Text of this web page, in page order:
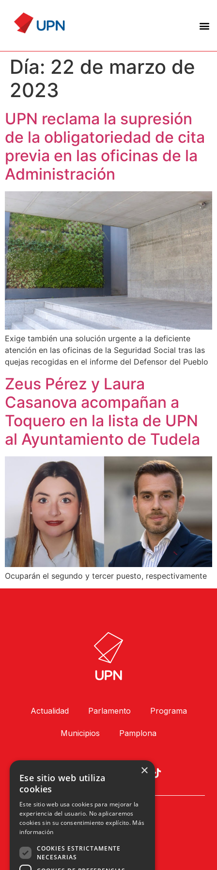
Día: 22 de marzo de
2023
UPN reclama la supresión
de la obligatoriedad de cita
previa en las oficinas de la
Administración
Exige también una solución urgente a la deficiente
atención en las oficinas de la Seguridad Social tras las
quejas recogidas en el informe del Defensor del Pueblo
Zeus Pérez y Laura
Casanova acompañan a
Toquero en la lista de UPN
al Ayuntamiento de Tudela
Ocuparán el segundo y tercer puesto, respectivamente
Actualidad Parlamento Programa
Municipios Pamplona
Plaza Príncipe de Viana, 1, 4º
31002 Pamplona, Navarra
×
Ese sitio web utiliza
cookies
Este sitio web usa cookies para mejorar la
experiencia del usuario. No aplicaremos
cookies sin su consentimiento explícito. Más
información
COOKIES ESTRICTAMENTE
NECESARIAS